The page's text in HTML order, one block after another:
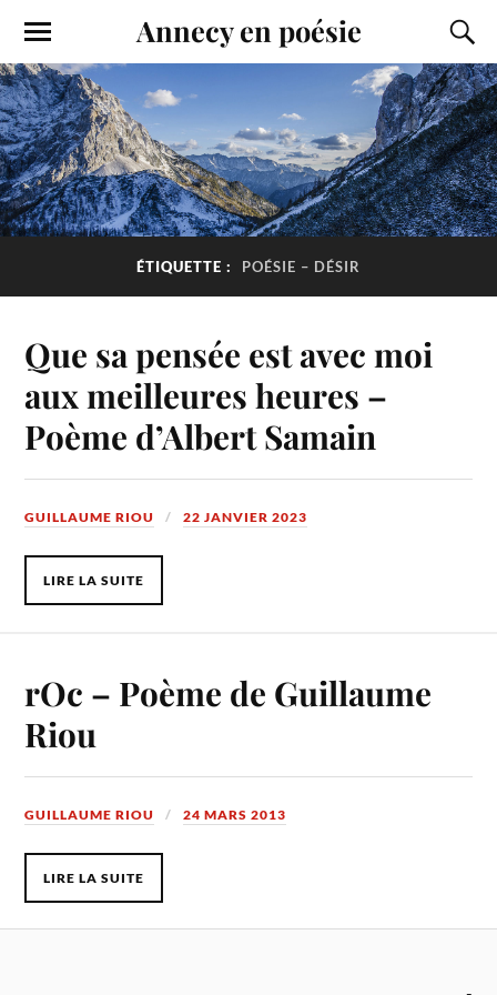
Annecy en poésie
ÉTIQUETTE : POÉSIE – DÉSIR
Que sa pensée est avec moi
aux meilleures heures –
Poème d’Albert Samain
GUILLAUME RIOU 22 JANVIER 2023
LIRE LA SUITE
rOc – Poème de Guillaume
Riou
GUILLAUME RIOU 24 MARS 2013
LIRE LA SUITE